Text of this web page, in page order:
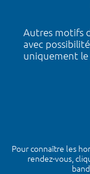
Autres motifs
avec
uniquement
Pour connaître les
rendez-vous,